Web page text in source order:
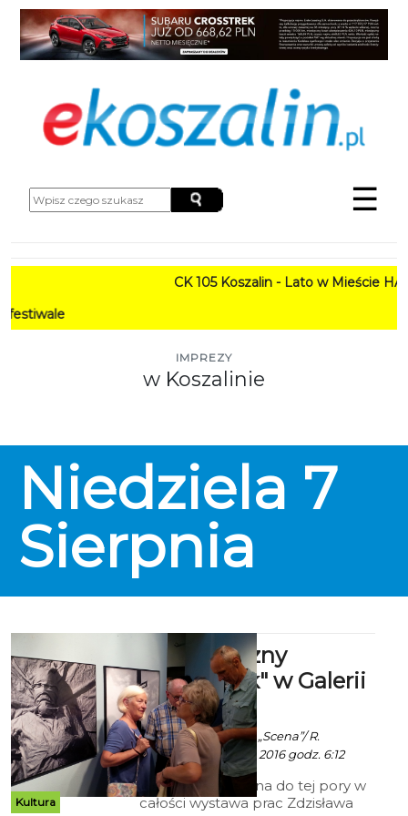
☰
CK 105 Koszalin - Lato w Mieście HARMONOGRAM
IMPREZY
w Koszalinie
Niedziela 7
Sierpnia
Kultura
Fotograficzny
"półkownik" w Galerii
Bałtyckiej
Ekoszalin za Galerią „Scena”/ R.
Ziarkiewicz - 6 Lipca 2016 godz. 6:12
Nigdy niepokazana do tej pory w
całości wystawa prac Zdzisława